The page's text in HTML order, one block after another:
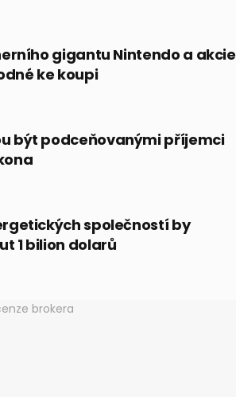
gigantu Nintendo a akcie
ke koupi
být podceňovanými příjemci
společností by
1 bilion dolarů